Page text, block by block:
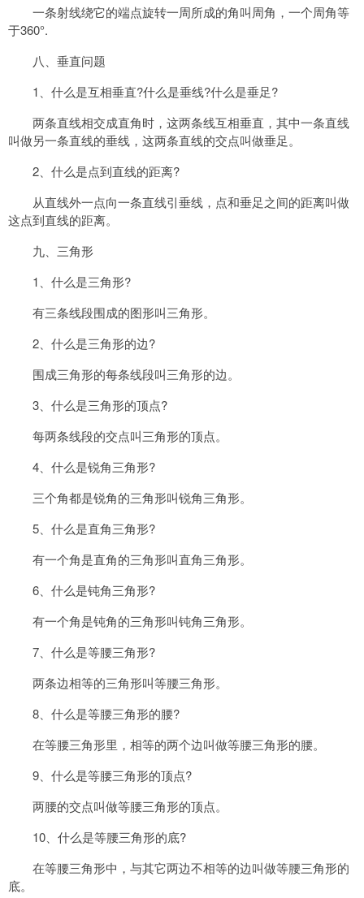
一条射线绕它的端点旋转一周所成的角叫周角，一个周角等
于360°.
八、垂直问题
1、什么是互相垂直?什么是垂线?什么是垂足?
两条直线相交成直角时，这两条线互相垂直，其中一条直线
叫做另一条直线的垂线，这两条直线的交点叫做垂足。
2、什么是点到直线的距离?
从直线外一点向一条直线引垂线，点和垂足之间的距离叫做
这点到直线的距离。
九、三角形
1、什么是三角形?
有三条线段围成的图形叫三角形。
2、什么是三角形的边?
围成三角形的每条线段叫三角形的边。
3、什么是三角形的顶点?
每两条线段的交点叫三角形的顶点。
4、什么是锐角三角形?
三个角都是锐角的三角形叫锐角三角形。
5、什么是直角三角形?
有一个角是直角的三角形叫直角三角形。
6、什么是钝角三角形?
有一个角是钝角的三角形叫钝角三角形。
7、什么是等腰三角形?
两条边相等的三角形叫等腰三角形。
8、什么是等腰三角形的腰?
在等腰三角形里，相等的两个边叫做等腰三角形的腰。
9、什么是等腰三角形的顶点?
两腰的交点叫做等腰三角形的顶点。
10、什么是等腰三角形的底?
在等腰三角形中，与其它两边不相等的边叫做等腰三角形的
底。